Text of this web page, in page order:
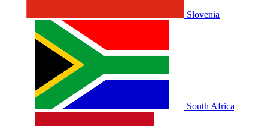
Slovenia
South Africa